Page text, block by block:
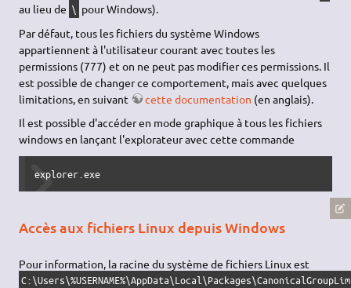
au lieu de \ pour Windows).
Par défaut, tous les fichiers du système Windows
appartiennent à l'utilisateur courant avec toutes les
permissions (777) et on ne peut pas modifier ces permissions. Il
est possible de changer ce comportement, mais avec quelques
limitations, en suivant
cette documentation (en anglais).
Il est possible d'accéder en mode graphique à tous les fichiers
windows en lançant l'explorateur avec cette commande
explorer.exe
Accès aux fichiers Linux depuis Windows
Pour information, la racine du système de fichiers Linux est